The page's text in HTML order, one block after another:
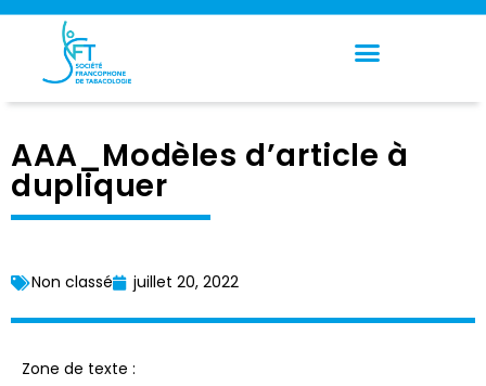
Panneau de gestion des cookies
AAA_Modèles d’article à
dupliquer
Non classé juillet 20, 2022
Zone de texte :